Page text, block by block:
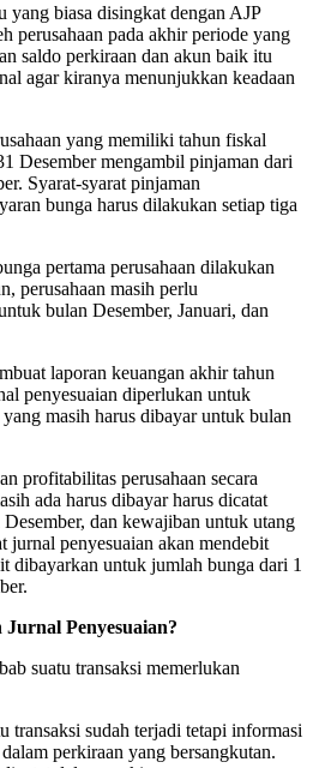
yang biasa disingkat dengan AJP
perusahaan pada akhir periode yang
saldo perkiraan dan akun baik itu
agar kiranya menunjukkan keadaan
yang memiliki tahun fiskal
Desember mengambil pinjaman dari
Syarat-syarat pinjaman
bunga harus dilakukan setiap tiga
pertama perusahaan dilakukan
perusahaan masih perlu
bulan Desember, Januari, dan
laporan keuangan akhir tahun
penyesuaian diperlukan untuk
masih harus dibayar untuk bulan
profitabilitas perusahaan secara
ada harus dibayar harus dicatat
dan kewajiban untuk utang
jurnal penyesuaian akan mendebit
dibayarkan untuk jumlah bunga dari 1
Penyesuaian?
suatu transaksi memerlukan
transaksi sudah terjadi tetapi informasi
perkiraan yang bersangkutan.